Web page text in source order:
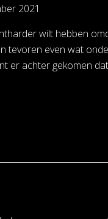
2021
wilt hebben
tevoren even wat
er achter gekomen